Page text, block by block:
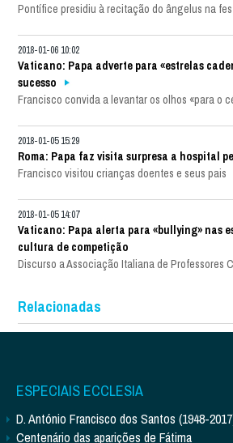
Pontífice presidiu à recitação do ângelus na
2018-01-06 10:02
Vaticano: Papa adverte para «estrelas
sucesso
Francisco convida a levantar os olhos «para o
2018-01-05 15:29
Roma: Papa faz visita surpresa a hospital
Francisco visitou crianças doentes e seus pais
2018-01-05 14:07
Vaticano: Papa alerta para «bullying» nas
cultura de competição
Discurso a Associação Italiana de Professores
Relacionadas
ESPECIAIS ECCLESIA
D. António Francisco dos Santos (1948-
Centenário das aparições de Fátima